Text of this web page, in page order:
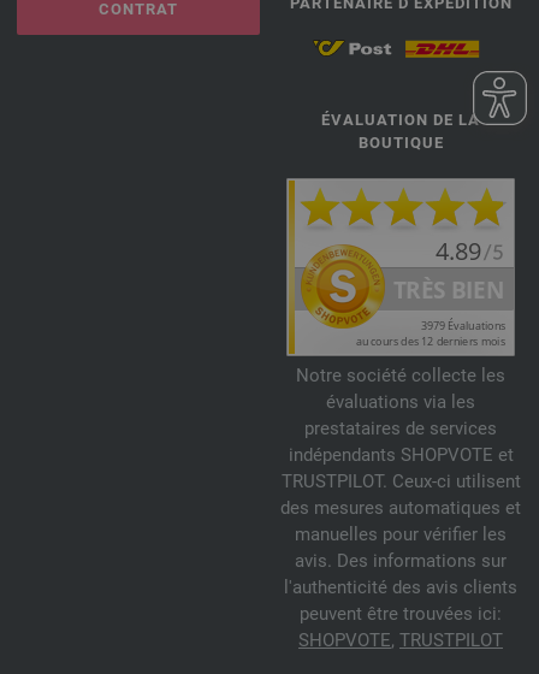
CONTRAT
ÉVALUATION DE LA
BOUTIQUE
Notre société collecte les
évaluations via les
prestataires de services
indépendants SHOPVOTE et
TRUSTPILOT. Ceux-ci utilisent
des mesures automatiques et
manuelles pour vérifier les
avis. Des informations sur
l'authenticité des avis clients
peuvent être trouvées ici:
SHOPVOTE, TRUSTPILOT